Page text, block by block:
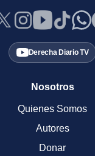
Derecha Diario TV
Nosotros
Quienes Somos
Autores
Donar